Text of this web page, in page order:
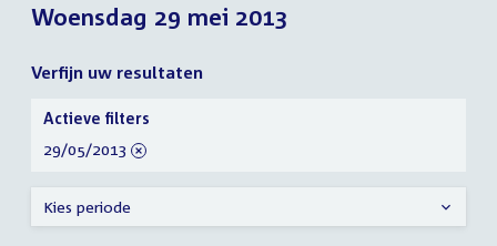
Woensdag 29 mei 2013
Verfijn uw resultaten
Verfijn
uw
resultaten
Actieve filters
verwijder
29/05/2013
Kies periode